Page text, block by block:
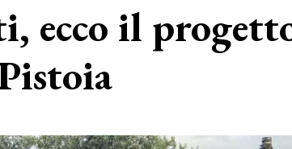
ecco il